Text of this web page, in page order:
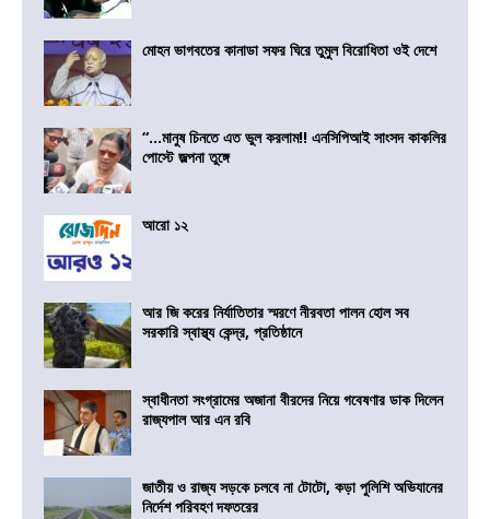
মোহন ভাগবতের কানাডা সফর ঘিরে তুমুল বিরোধিতা ওই দেশে
“…মানুষ চিনতে এত ভুল করলাম!! এনসিপিআই সাংসদ কাকলির
পোস্টে জল্পনা তুঙ্গে
আরো ১২
আর জি করের নির্যাতিতার স্মরণে নীরবতা পালন হোল সব
সরকারি স্বাস্থ্য কেন্দ্র, প্রতিষ্ঠানে
স্বাধীনতা সংগ্রামের অজানা বীরদের নিয়ে গবেষণার ডাক দিলেন
রাজ্যপাল আর এন রবি
জাতীয় ও রাজ্য সড়কে চলবে না টোটো, কড়া পুলিশি অভিযানের
নির্দেশ পরিবহণ দফতরের